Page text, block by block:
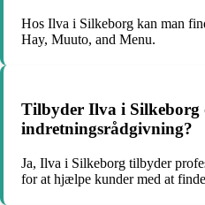
Hos Ilva i Silkeborg kan man
Hay, Muuto, and Menu.
Tilbyder Ilva i Silkeborg
indretningsrådgivning?
Ja, Ilva i Silkeborg tilbyder
for at hjælpe kunder med at